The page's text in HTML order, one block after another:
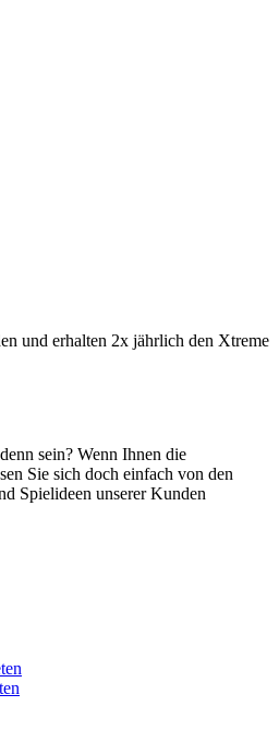
und erhalten 2x jährlich den Xtreme
sein? Wenn Ihnen die
Sie sich doch einfach von den
Spielideen unserer Kunden